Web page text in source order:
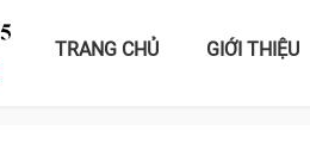
TRANG CHỦ GIỚI THIỆU